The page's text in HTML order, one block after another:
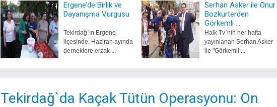
Ergene’de Birlik ve
Dayanışma Vurgusu
Tekirdağ`ın Ergene
ilçesinde, Haziran ayında
derneklere erzak ...
Serhan Asker ile Onur
Bozkurterden
Görkemli ...
Halk Tv`nin her hafta
yayınlanan Serhan Asker
ile "Görkemli ...
Tekirdağ`da Kaçak Tütün Operasyonu: On